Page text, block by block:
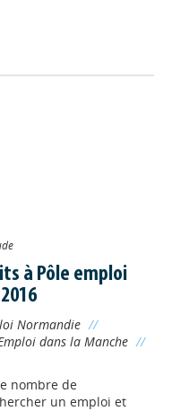
à Pôle emploi
Normandie //
dans la Manche //
nombre de
un emploi et